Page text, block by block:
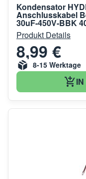
Kondensator
Anschlusskabel
30uF-450V-BBK
Produkt Details
8,99 €
8-15 Werktage